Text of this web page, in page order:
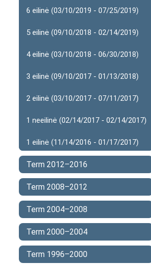
6 eilinė (03/10/2019 - 07/25/2019)
5 eilinė (09/10/2018 - 02/14/2019)
4 eilinė (03/10/2018 - 06/30/2018)
3 eilinė (09/10/2017 - 01/13/2018)
2 eilinė (03/10/2017 - 07/11/2017)
1 neeilinė (02/14/2017 - 02/14/2017)
1 eilinė (11/14/2016 - 01/17/2017)
Term 2012–2016
Term 2008–2012
Term 2004–2008
Term 2000–2004
Term 1996–2000